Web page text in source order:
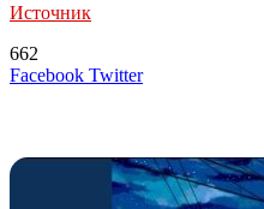
Источник
662
Facebook TwitterLinkedIn
Tumblr
Reddit
Вконтакте
Одноклассники
Skype
Messenger
Messenger
WhatsApp
Telegram
Viber
Line
Поделиться
Печатать